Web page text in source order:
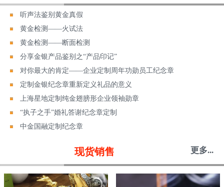
听声法鉴别黄金真假
黄金检测——火试法
黄金检测——断面检测
分享金银产品鉴别之“产品印记”
对你最大的肯定——企业定制周年功勋员工纪念章
定制金银纪念章重新定义礼品的意义
上海星地定制纯金翅膀形企业领袖勋章
“执子之手”婚礼答谢纪念章定制
中金国融定制纪念章
现货销售 更多...